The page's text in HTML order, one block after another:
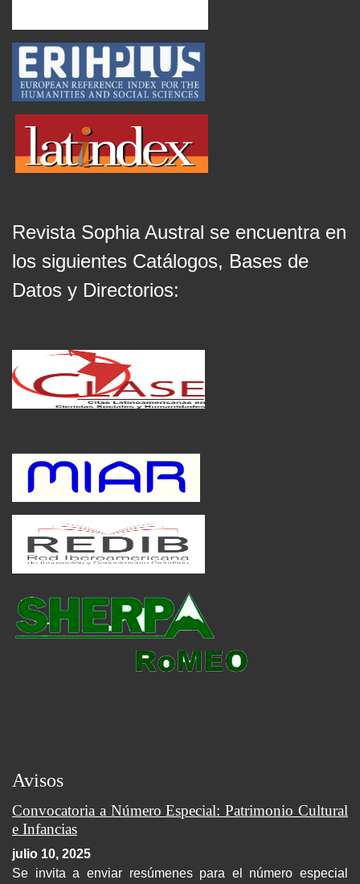
Revista Sophia Austral se encuentra en
los siguientes Catálogos, Bases de
Datos y Directorios:
Avisos
Convocatoria a Número Especial: Patrimonio Cultural
e Infancias
julio 10, 2025
Se invita a enviar resúmenes para el número especial